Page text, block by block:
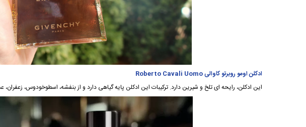
ادکلن اومو روبرتو کاوالی Roberto Cavali Uomo
این ادکلن، رایحه ای تلخ و شیرین دارد. ترکیبات این ادکلن پایه گیاهی دارد و از بنفشه، اسطوخودوس،